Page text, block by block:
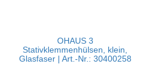
OHAUS 3
Stativklemmenhülsen, klein,
Glasfaser | Art.-Nr.: 30400258